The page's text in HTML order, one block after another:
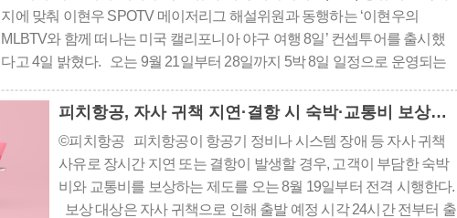
지에 맞춰 이현우 SPOTV 메이저리그 해설위원과 동행하는 ‘이현우의
MLBTV와 함께 떠나는 미국 캘리포니아 야구 여행 8일’ 컨셉투어를 출시했
다고 4일 밝혔다. 오는 9월 21일부터 28일까지 5박 8일 일정으로 운영되는
해 선보이는 일곱 번째 해외 스포츠 직관 컨셉투어다. 아시아나항공..
피치항공, 자사 귀책 지연·결항 시 숙박·교통비 보상제 도입
©피치항공 피치항공이 항공기 정비나 시스템 장애 등 자사 귀책
사유로 장시간 지연 또는 결항이 발생할 경우, 고객이 부담한 숙박
비와 교통비를 보상하는 제도를 오는 8월 19일부터 전격 시행한다.
보상 대상은 자사 귀책으로 인해 출발 예정 시각 24시간 전부터 출